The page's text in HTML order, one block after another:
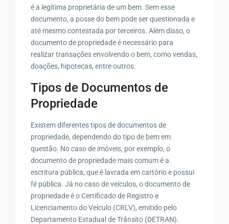
é a legítima proprietária de um bem. Sem esse
documento, a posse do bem pode ser questionada e
até mesmo contestada por terceiros. Além disso, o
documento de propriedade é necessário para
realizar transações envolvendo o bem, como vendas,
doações, hipotecas, entre outros.
Tipos de Documentos de
Propriedade
Existem diferentes tipos de documentos de
propriedade, dependendo do tipo de bem em
questão. No caso de imóveis, por exemplo, o
documento de propriedade mais comum é a
escritura pública, que é lavrada em cartório e possui
fé pública. Já no caso de veículos, o documento de
propriedade é o Certificado de Registro e
Licenciamento do Veículo (CRLV), emitido pelo
Departamento Estadual de Trânsito (DETRAN).